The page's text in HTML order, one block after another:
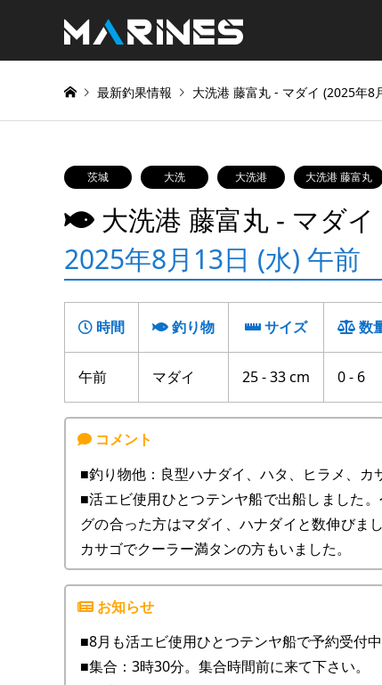
最新釣果情報 大洗港 藤富丸 ‐ マダイ (2025年8
茨城 大洗 大洗港 大洗港 藤富丸
大洗港 藤富丸 ‐ マダイ
2025年8月13日 (水) 午前
時間 釣り物 サイズ 数
午前 マダイ 25 - 33 cm 0 - 6
■釣り物他：良型ハナダイ、ハタ、ヒラメ、カ
■活エビ使用ひとつテンヤ船で出船しました
グの合った方はマダイ、ハナダイと数伸びま
カサゴでクーラー満タンの方もいました。
■8月も活エビ使用ひとつテンヤ船で予約受付中
■集合：3時30分。集合時間前に来て下さい。